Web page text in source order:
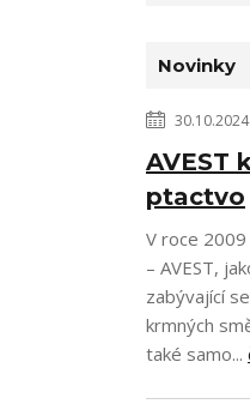
Novinky
30.10.2024
AVEST
ptactvo
V roce
– AVEST,
zabývající
krmných
také samo...